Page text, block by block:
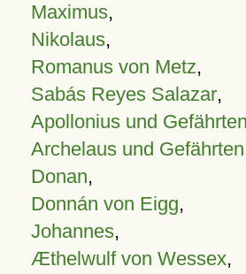
Maximus,
Nikolaus,
Romanus von Metz,
Sabás Reyes Salazar,
Apollonius und Gefährten
Archelaus und Gefährten
Donan,
Donnán von Eigg,
Johannes,
Æthelwulf von Wessex,